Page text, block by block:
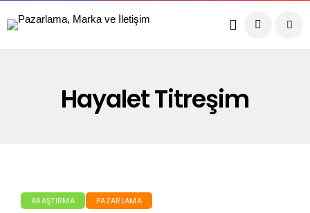
Hayalet Titreşim
ARAŞTIRMA PAZARLAMA